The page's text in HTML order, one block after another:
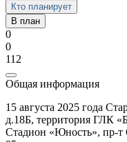
Кто планирует
В план
0
0
112
Общая информация
15 августа 2025 года
д.18Б, территория ГЛК
Стадион «Юность», пр-т